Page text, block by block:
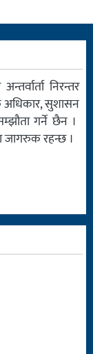
निरन्तर
अधिकार, सुशासन
गर्ने छैन ।
जागरुक रहन्छ ।